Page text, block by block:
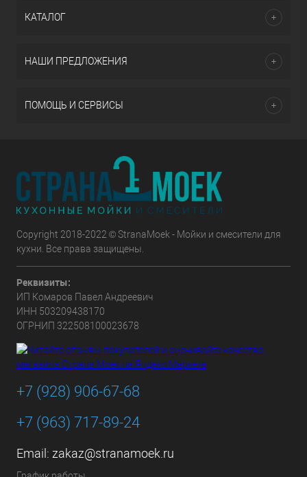
КАТАЛОГ
НАШИ ПРЕДЛОЖЕНИЯ
ПОМОЩЬ И СЕРВИСЫ
Copyright 2018-2022 © StranaMoek - Мойки и смесители для
кухни. Все права защищены.
Реквизиты:
ИП Комаров Павел Андреевич
ИНН 503209438170
ОГРНИП 322508100023678
+7 (928) 906-67-68
+7 (963) 717-89-24
Email: zakaz@stranamoek.ru